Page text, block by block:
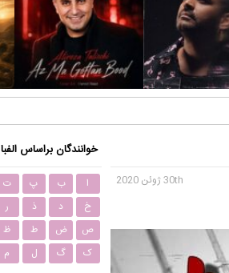
30th ژوئن 2020
خوانندگان براساس الفبا
ا ب پ ت
خ
د ذ ر
ص
ض ط ظ
ک
گ ل م